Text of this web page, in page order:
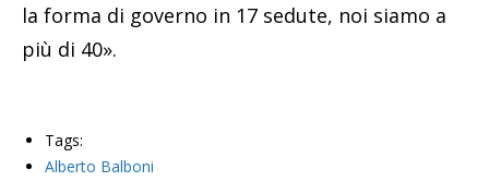
la forma di governo in 17 sedute, noi siamo a
più di 40».
Tags:
Alberto Balboni